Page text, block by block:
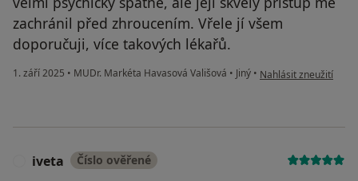
zachránil před zhroucením. Vřele jí všem
doporučuji, více takových lékařů.
1. září 2025 • MUDr. Markéta Havasová Vališová • Jiný • podle názoru
Nahlásit zneužití
iveta Číslo ověřené